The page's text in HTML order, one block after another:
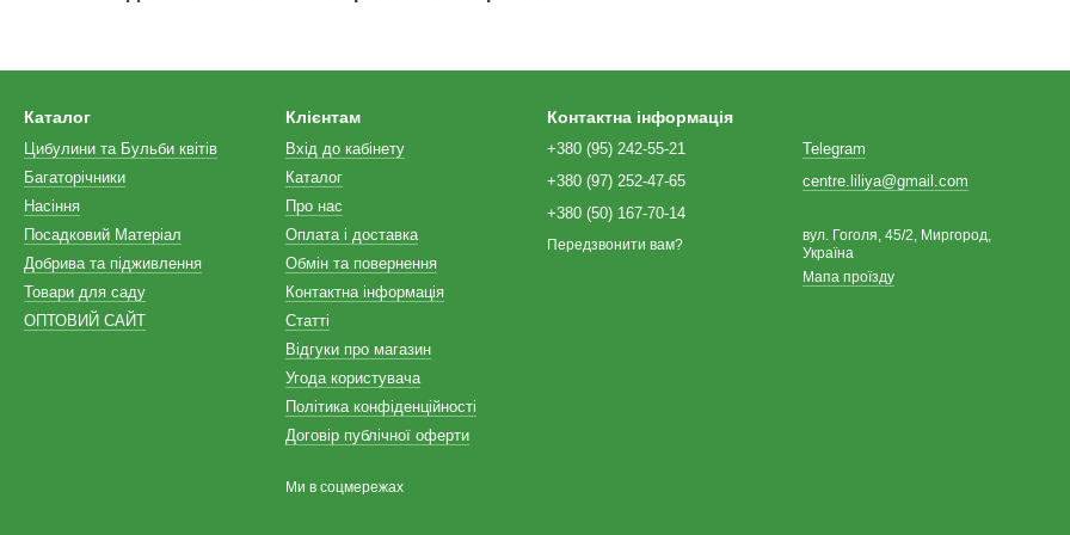
Каталог
Цибулини та Бульби квітів
Багаторічники
Насіння
Посадковий Матеріал
Добрива та підживлення
Товари для саду
ОПТОВИЙ САЙТ
Клієнтам
Вхід до кабінету
Каталог
Про нас
Оплата і доставка
Обмін та повернення
Контактна інформація
Статті
Відгуки про магазин
Угода користувача
Політика конфіденційності
Договір публічної оферти
Ми в соцмережах
Контактна інформація
+380 (95) 242-55-21
+380 (97) 252-47-65
+380 (50) 167-70-14
Передзвонити вам?
Telegram
centre.liliya@gmail.com
вул. Гоголя, 45/2, Миргород,
Україна
Мапа проїзду